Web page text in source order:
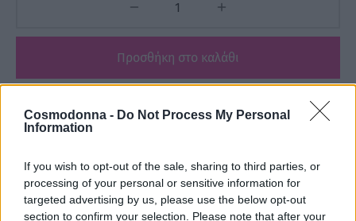
Cosmodonna - Do Not Process My Personal
Information
If you wish to opt-out of the sale, sharing to third parties, or
processing of your personal or sensitive information for
targeted advertising by us, please use the below opt-out
section to confirm your selection. Please note that after your
Προσθήκη στο καλάθι
Κωδικός προϊόντος: Μ/Δ
Κατηγορίες: 3ME, FREELIMIX, Αναλώσιμα,
Βούρτσες - Χτένες, ΕΙΔΗ ΚΟΜΜΩΤΗΡΙΟΥ, ΕΤΑΙΡΕΙΕΣ